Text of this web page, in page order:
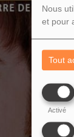
Nous
et pour
Tout
Activé